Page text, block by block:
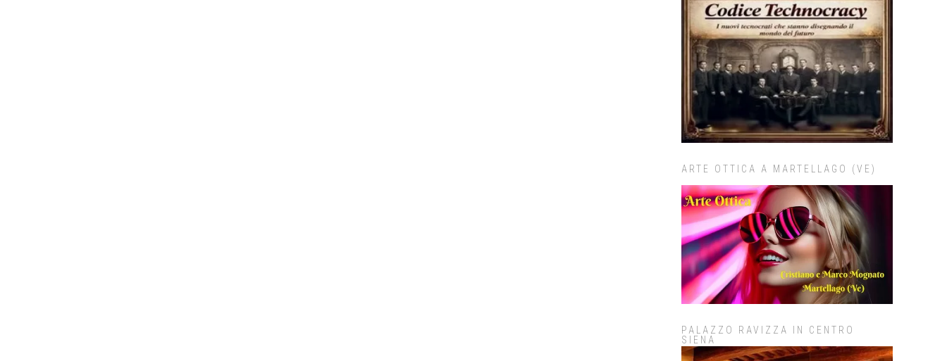
ARTE OTTICA A MARTELLAGO (VE)
PALAZZO RAVIZZA IN CENTRO
SIENA